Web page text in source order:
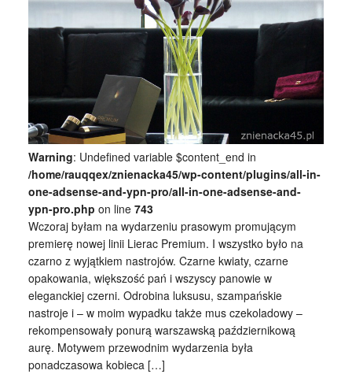
Warning: Undefined variable $content_end in
/home/rauqqex/znienacka45/wp-content/plugins/all-in-
one-adsense-and-ypn-pro/all-in-one-adsense-and-
ypn-pro.php on line 743
Wczoraj byłam na wydarzeniu prasowym promującym
premierę nowej linii Lierac Premium. I wszystko było na
czarno z wyjątkiem nastrojów. Czarne kwiaty, czarne
opakowania, większość pań i wszyscy panowie w
eleganckiej czerni. Odrobina luksusu, szampańskie
nastroje i – w moim wypadku także mus czekoladowy –
rekompensowały ponurą warszawską październikową
aurę. Motywem przewodnim wydarzenia była
ponadczasowa kobieca […]